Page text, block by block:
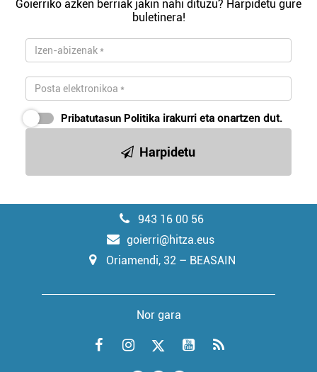
Goierriko azken berriak jakin nahi dituzu? Harpidetu gure
buletinera!
Pribatutasun Politika irakurri eta onartzen dut.
Harpidetu
943 16 00 56
goierri@hitza.eus
Oriamendi, 32 – BEASAIN
Nor gara